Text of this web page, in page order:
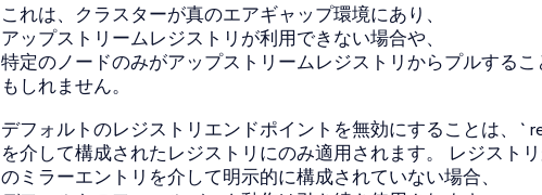
これは、クラスターが真のエアギャップ環境にあり、
アップストリームレジストリが利用できない場合や、
特定のノードのみがアップストリームレジストリからプルする
もしれません。
デフォルトのレジストリエンドポイントを無効にすることは、
を介して構成されたレジストリにのみ適用されます。 レジスト
のミラーエントリを介して明示的に構成されていない場合、